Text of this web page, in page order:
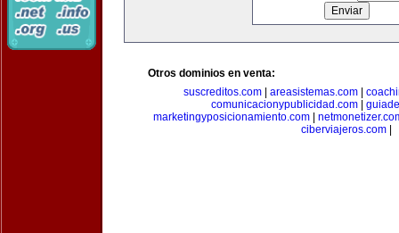
Otros dominios en venta:
suscreditos.com
areasistemas.com
comunicacionypublicidad.com
marketingyposicionamiento.com|
ciberviajeros.com